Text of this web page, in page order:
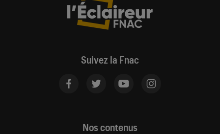
Suivez la Fnac
Nos contenus